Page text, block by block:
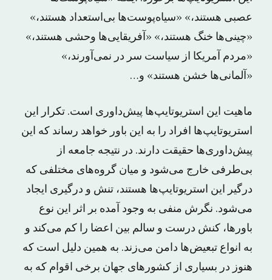
عصبی هستند،» «سیاه‌پوست‌ها بی‌استعداد هستند،»
«چینی‌ها خنگ هستند،» «آفریقایی‌ها وحشی هستند،»
«مردم آمریکا از سیاست سر در نمی‌آورند،»
«آلمانی‌ها خشن هستند» و…
ماهیت این استریوتایپ‌ها پیش‌داوری است. تکرار این
استریوتایپ‌ها افراد را به این باور خواهد رساند که این
پیش‌داوری‌ها حقیقت دارند. در نتیجه جامعه از
بی‌طرفی خارج می‌شود و میان گروه‌های مختلفی که
درگیر این استریوتایپ‌ها هستند، تنش و درگیری ایجاد
می‌شود. نگرش منفی به وجود آمده بر اثر این نوع
باورها، کنش درست و سالم بین اعضا را کم می‌کند و
به انواع تبعیض‌ها دامن می‌زند. به همین دلیل است که
هنوز در بسیاری از کشورهای جهان برخی اقوام که به